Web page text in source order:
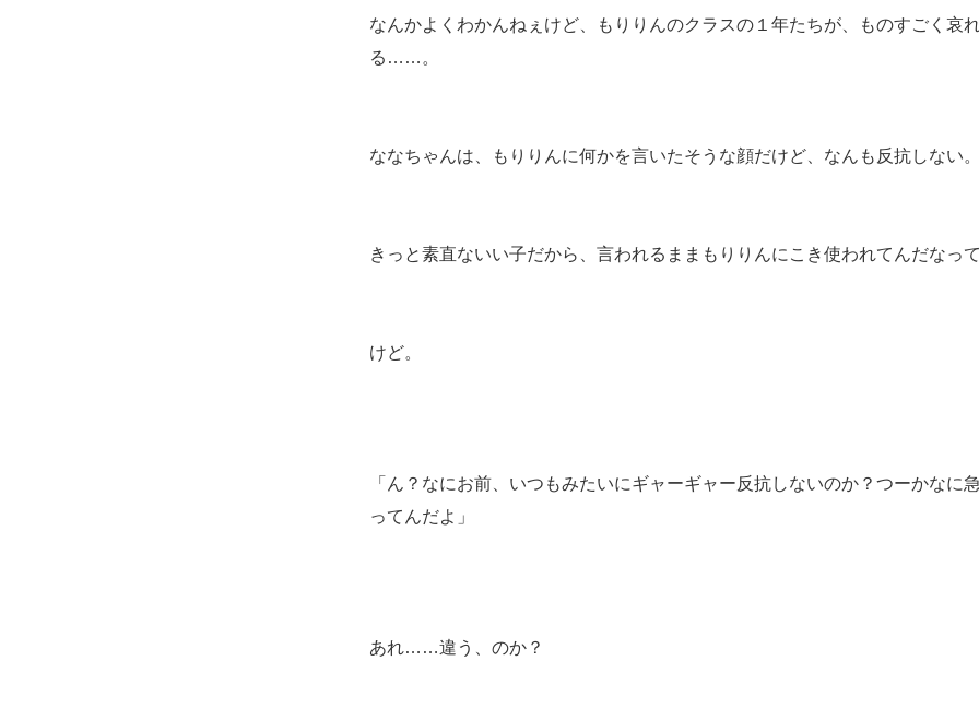
なんかよくわかんねぇけど、もりりんのクラスの１年たちが、ものすごく哀
ななちゃんは、もりりんに何かを言いたそうな顔だけど、なんも反抗しない。
きっと素直ないい子だから、言われるままもりりんにこき使われてんだなって
けど。
「ん？なにお前、いつもみたいにギャーギャー反抗しないのか？つーかなに
ってんだよ」
あれ……違う、のか？